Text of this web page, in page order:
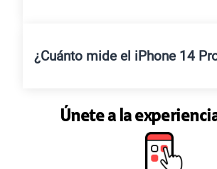
¿Cuánto mide el iPhone 14
Únete a la